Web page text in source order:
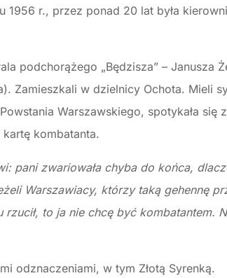
r., przez ponad 20 lat była
podchorążego „Będzisza” – Janusza
Zamieszkali w dzielnicy Ochota. Mieli
Warszawskiego, spotykała się
kombatanta.
pani zwariowała chyba do końca,
Warszawiacy, którzy taką gehennę
to ja nie chcę być kombatantem.
odznaczeniami, w tym Złotą Syrenką.